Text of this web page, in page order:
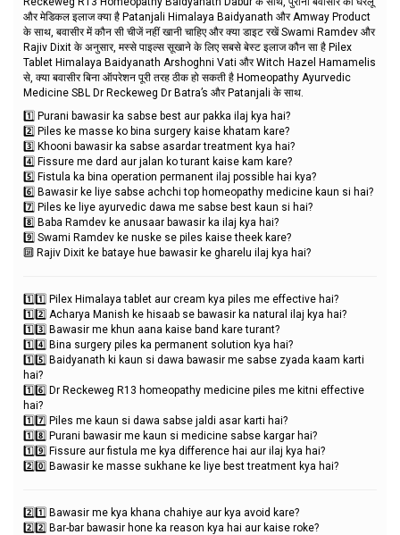
और मेडिकल इलाज क्या है Patanjali Himalaya Baidyanath और Amway Product
के साथ, बवासीर में कौन सी चीजें नहीं खानी चाहिए और क्या डाइट रखें Swami Ramdev और
Rajiv Dixit के अनुसार, मस्से पाइल्स सूखाने के लिए सबसे बेस्ट इलाज कौन सा है Pilex
Tablet Himalaya Baidyanath Arshoghni Vati और Witch Hazel Hamamelis
से, क्या बवासीर बिना ऑपरेशन पूरी तरह ठीक हो सकती है Homeopathy Ayurvedic
Medicine SBL Dr Reckeweg Dr Batra’s और Patanjali के साथ.
1️⃣ Purani bawasir ka sabse best aur pakka ilaj kya hai?
2️⃣ Piles ke masse ko bina surgery kaise khatam kare?
3️⃣ Khooni bawasir ka sabse asardar treatment kya hai?
4️⃣ Fissure me dard aur jalan ko turant kaise kam kare?
5️⃣ Fistula ka bina operation permanent ilaj possible hai kya?
6️⃣ Bawasir ke liye sabse achchi top homeopathy medicine kaun si hai?
7️⃣ Piles ke liye ayurvedic dawa me sabse best kaun si hai?
8️⃣ Baba Ramdev ke anusaar bawasir ka ilaj kya hai?
9️⃣ Swami Ramdev ke nuske se piles kaise theek kare?
🔟 Rajiv Dixit ke bataye hue bawasir ke gharelu ilaj kya hai?
1️⃣1️⃣ Pilex Himalaya tablet aur cream kya piles me effective hai?
1️⃣2️⃣ Acharya Manish ke hisaab se bawasir ka natural ilaj kya hai?
1️⃣3️⃣ Bawasir me khun aana kaise band kare turant?
1️⃣4️⃣ Bina surgery piles ka permanent solution kya hai?
1️⃣5️⃣ Baidyanath ki kaun si dawa bawasir me sabse zyada kaam karti
hai?
1️⃣6️⃣ Dr Reckeweg R13 homeopathy medicine piles me kitni effective
hai?
1️⃣7️⃣ Piles me kaun si dawa sabse jaldi asar karti hai?
1️⃣8️⃣ Purani bawasir me kaun si medicine sabse kargar hai?
1️⃣9️⃣ Fissure aur fistula me kya difference hai aur ilaj kya hai?
2️⃣0️⃣ Bawasir ke masse sukhane ke liye best treatment kya hai?
2️⃣1️⃣ Bawasir me kya khana chahiye aur kya avoid kare?
2️⃣2️⃣ Bar-bar bawasir hone ka reason kya hai aur kaise roke?